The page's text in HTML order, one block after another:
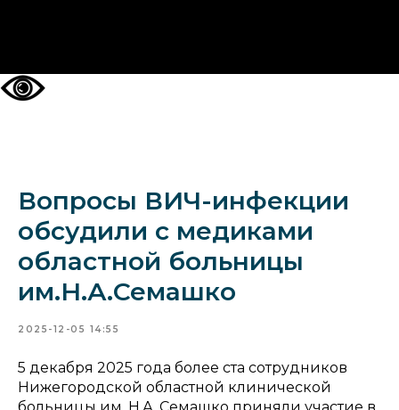
Вопросы ВИЧ-инфекции
обсудили с медиками
областной больницы
им.Н.А.Семашко
2025-12-05 14:55
5 декабря 2025 года более ста сотрудников
Нижегородской областной клинической